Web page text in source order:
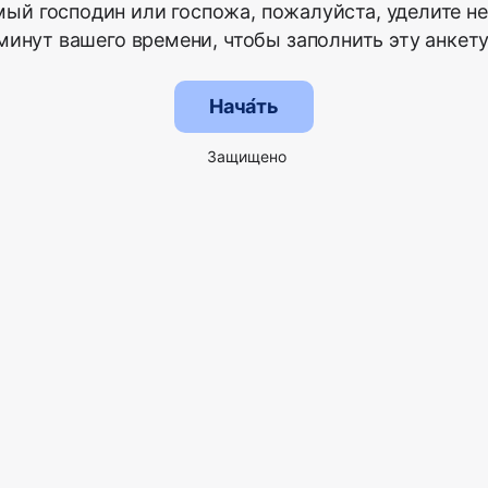
господин или госпожа, пожалуйста, уделите
вашего времени, чтобы заполнить эту
Нача́ть
Защищено